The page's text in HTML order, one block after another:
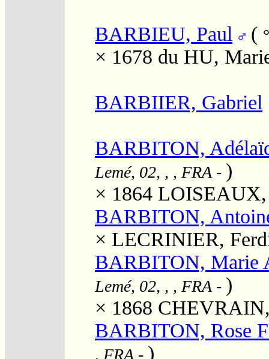
BARBIEU, Paul ( °
× 1678 du HU,
BARBIIER, Gabriel
BARBITON,
Lemé, 02, , , FRA - )
× 1864 LOISEAUX,
BARBITON,
× LECRINIER,
BARBITON, Marie
Lemé, 02, , , FRA - )
× 1868 CHEVRAIN,
BARBITON, Rose
, FRA - )